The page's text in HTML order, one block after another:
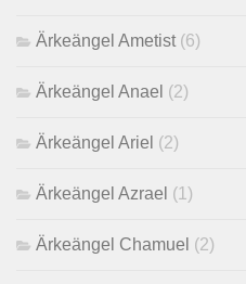
Ärkeängel Ametist (6)
Ärkeängel Anael (2)
Ärkeängel Ariel (2)
Ärkeängel Azrael (1)
Ärkeängel Chamuel (2)